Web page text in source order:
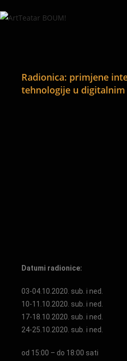
Radionica: primjene
tehnologije u
Datumi radionice:
03-04.10.2020. sub. i ned.
10-11.10.2020. sub. i ned.
17-18.10.2020. sub. i ned.
24-25.10.2020. sub. i ned.
od 15:00 – do 18:00 sati